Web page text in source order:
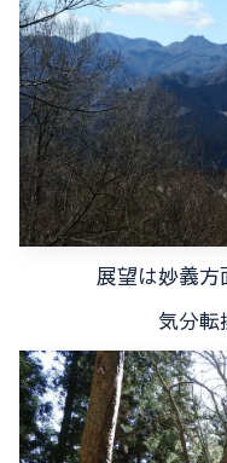
展望は妙義
気分転